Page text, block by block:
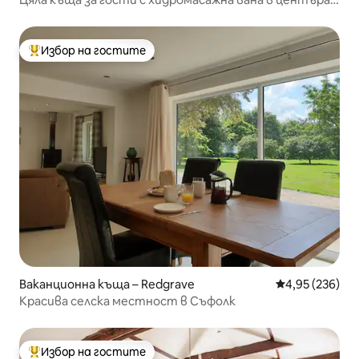
Най-популярен избор на гостите
Избор на гостите
Ваканционна къща – Redgrave Средна
4,95 (236)
Красива селска местност в Съфолк
Избор на гостите